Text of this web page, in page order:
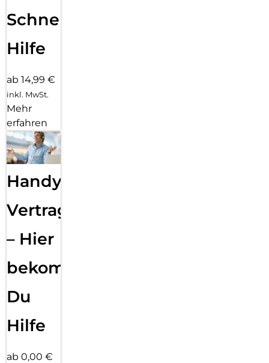
Schnelle
Hilfe
ab 14,99 €
inkl. MwSt.
Mehr
erfahren
Handy
Vertragsabwicklung
– Hier
bekommst
Du
Hilfe
ab 0,00 €